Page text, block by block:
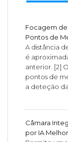
Focagem de
Pontos de
A distância
é
anterior. [2]
pontos de
a deteção
Câmara
por IA